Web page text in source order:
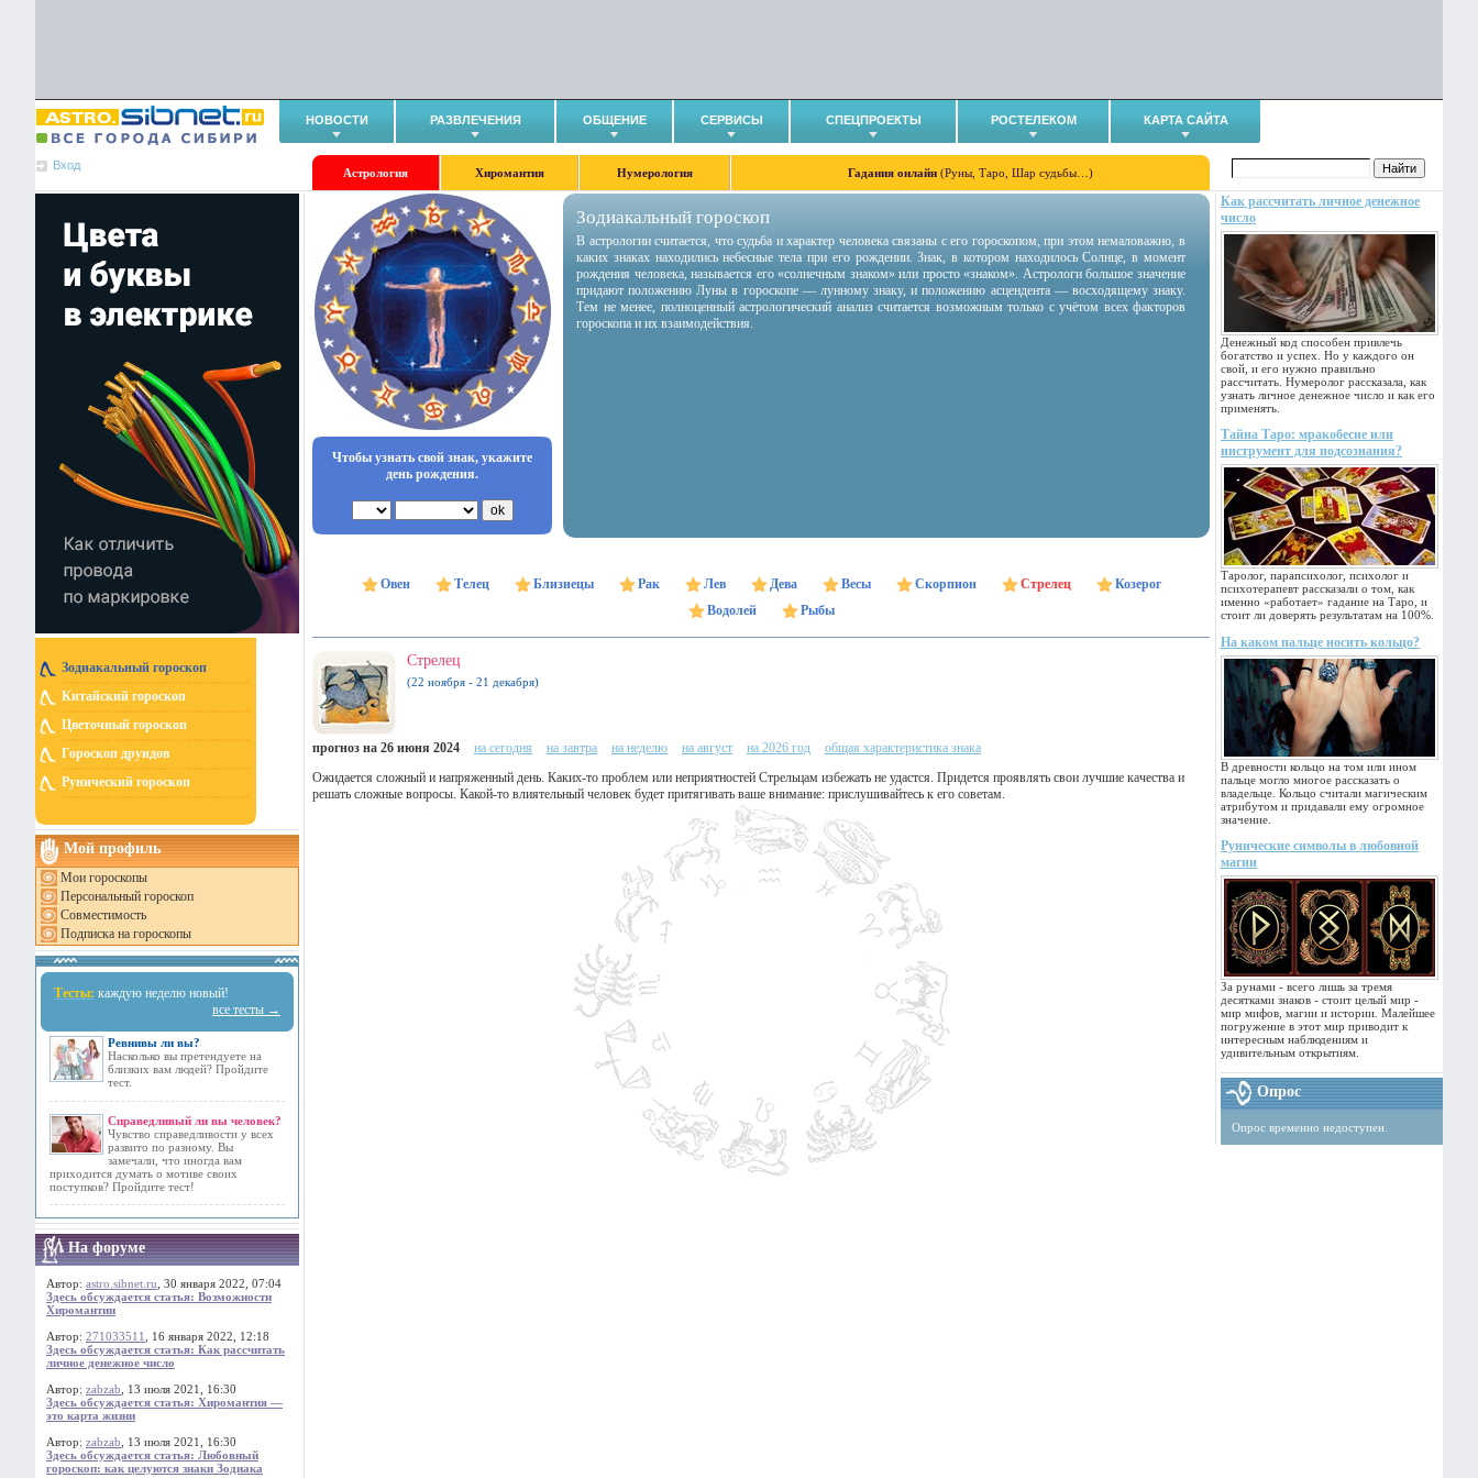
НОВОСТИ РАЗВЛЕЧЕНИЯ ОБЩЕНИЕ СЕРВИСЫ СПЕЦПРОЕКТЫ РОСТЕЛЕКОМ КАРТА САЙТА
Вход
Астрология Хиромантия Нумерология Гадания онлайн (Руны, Таро, Шар судьбы…)
Зодиакальный гороскоп
Китайский гороскоп
Цветочный гороскоп
Гороскоп друидов
Рунический гороскоп
Мой профиль
Мои гороскопы
Персональный гороскоп
Совместимость
Подписка на гороскопы
Тесты: каждую неделю новый!
все тесты →
Ревнивы ли вы?
Насколько вы претендуете на
близких вам людей? Пройдите
тест.
Справедливый ли вы человек?
Чувство справедливости у всех
развито по разному. Вы
замечали, что иногда вам
приходится думать о мотиве своих
поступков? Пройдите тест!
На форуме
Автор: astro.sibnet.ru , 30 января 2022, 07:04
Здесь обсуждается статья: Возможности
Хиромантии
Автор: 271033511
, 16 января 2022, 12:18
Здесь обсуждается статья: Как рассчитать
личное денежное число
Автор: zabzab , 13 июля 2021, 16:30
Здесь обсуждается статья: Хиромантия —
это карта жизни
Автор: zabzab , 13 июля 2021, 16:30
Здесь обсуждается статья: Любовный
гороскоп: как целуются знаки Зодиака
Как рассчитать личное денежное
число
Денежный код способен привлечь
богатство и успех. Но у каждого он
свой, и его нужно правильно
рассчитать. Нумеролог рассказала, как
узнать личное денежное число и как его
применять.
Тайна Таро: мракобесие или
инструмент для подсознания?
Таролог, парапсихолог, психолог и
психотерапевт рассказали о том, как
именно «работает» гадание на Таро, и
стоит ли доверять результатам на 100%.
На каком пальце носить кольцо?
В древности кольцо на том или ином
пальце могло многое рассказать о
владельце. Кольцо считали магическим
атрибутом и придавали ему огромное
значение.
Рунические символы в любовной
магии
За рунами - всего лишь за тремя
десятками знаков - стоит целый мир -
мир мифов, магии и истории. Малейшее
погружение в этот мир приводит к
интересным наблюдениям и
удивительным открытиям.
Опрос
Опрос временно недоступен.
Чтобы узнать свой знак, укажите
день рождения.
Зодиакальный гороскоп
В астрологии считается, что судьба и характер человека связаны с его гороскопом, при этом немаловажно, в
каких знаках находились небесные тела при его рождении. Знак, в котором находилось Солнце, в момент
рождения человека, называется его «солнечным знаком» или просто «знаком». Астрологи большое значение
придают положению Луны в гороскопе — лунному знаку, и положению асцендента — восходящему знаку.
Тем не менее, полноценный астрологический анализ считается возможным только с учётом всех факторов
гороскопа и их взаимодействия.
Овен Телец Близнецы Рак Лев Дева Весы Скорпион Стрелец
Козерог
Водолей
Рыбы
Стрелец
(22 ноября - 21 декабря)
прогноз на 26 июня 2024 на сегодня на завтра на неделю на август на 2026 год
общая характеристика знака
Ожидается сложный и напряженный день. Каких-то проблем или неприятностей Стрельцам избежать не удастся. Придется проявлять свои лучшие качества и
решать сложные вопросы. Какой-то влиятельный человек будет притягивать ваше внимание: прислушивайтесь к его советам.